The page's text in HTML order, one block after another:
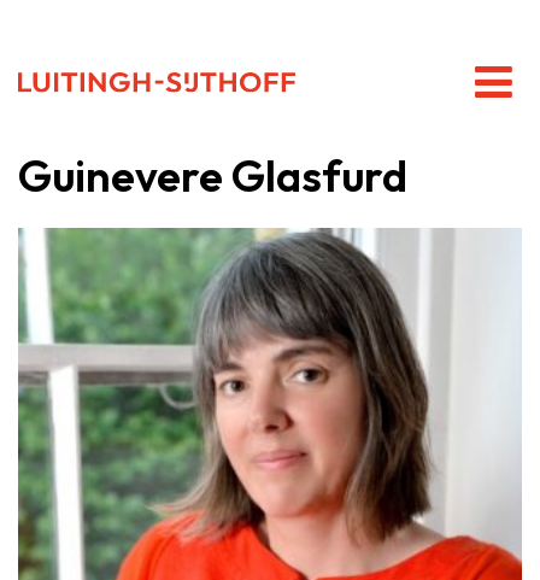
Guinevere Glasfurd